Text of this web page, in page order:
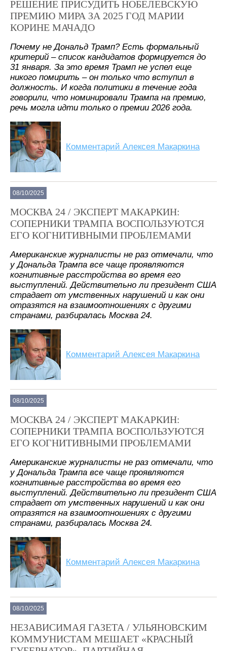
РЕШЕНИЕ ПРИСУДИТЬ НОБЕЛЕВСКУЮ
ПРЕМИЮ МИРА ЗА 2025 ГОД МАРИИ
КОРИНЕ МАЧАДО
Почему не Дональд Трамп? Есть формальный
критерий – список кандидатов формируется до
31 января. За это время Трамп не успел еще
никого помирить – он только что вступил в
должность. И когда политики в течение года
говорили, что номинировали Трампа на премию,
речь могла идти только о премии 2026 года.
Комментарий Алексея Макаркина
08/10/2025
МОСКВА 24 / ЭКСПЕРТ МАКАРКИН:
СОПЕРНИКИ ТРАМПА ВОСПОЛЬЗУЮТСЯ
ЕГО КОГНИТИВНЫМИ ПРОБЛЕМАМИ
Американские журналисты не раз отмечали, что
у Дональда Трампа все чаще проявляются
когнитивные расстройства во время его
выступлений. Действительно ли президент США
страдает от умственных нарушений и как они
отразятся на взаимоотношениях с другими
странами, разбиралась Москва 24.
Комментарий Алексея Макаркина
08/10/2025
МОСКВА 24 / ЭКСПЕРТ МАКАРКИН:
СОПЕРНИКИ ТРАМПА ВОСПОЛЬЗУЮТСЯ
ЕГО КОГНИТИВНЫМИ ПРОБЛЕМАМИ
Американские журналисты не раз отмечали, что
у Дональда Трампа все чаще проявляются
когнитивные расстройства во время его
выступлений. Действительно ли президент США
страдает от умственных нарушений и как они
отразятся на взаимоотношениях с другими
странами, разбиралась Москва 24.
Комментарий Алексея Макаркина
08/10/2025
НЕЗАВИСИМАЯ ГАЗЕТА / УЛЬЯНОВСКИМ
КОММУНИСТАМ МЕШАЕТ «КРАСНЫЙ